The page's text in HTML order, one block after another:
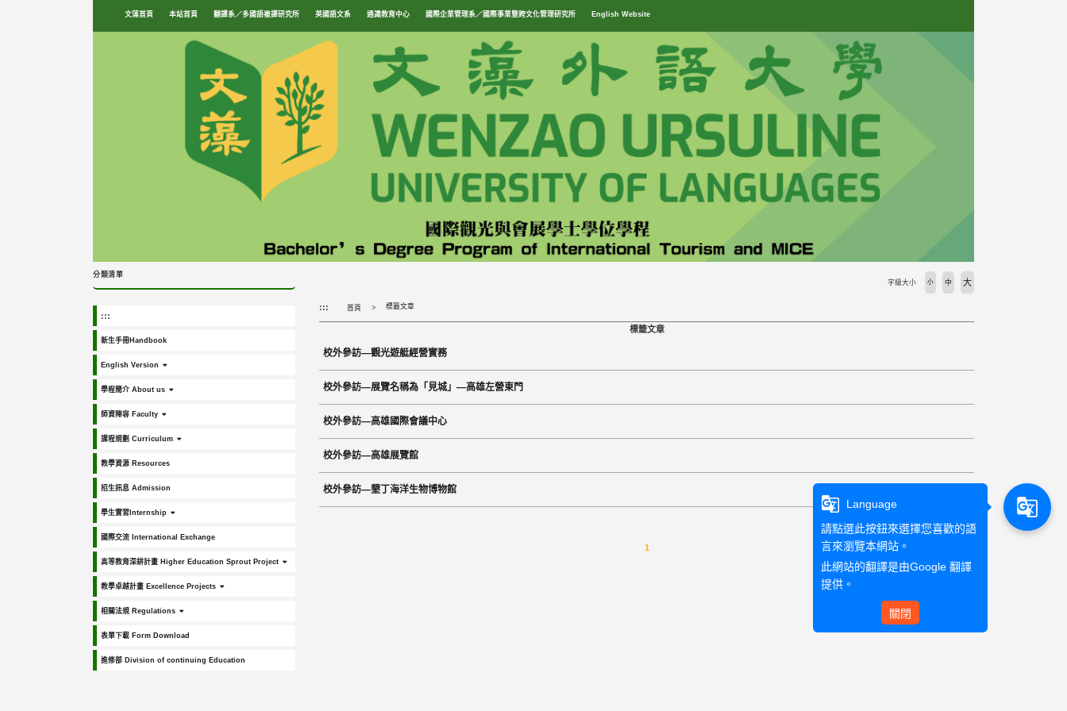
文藻首頁 本站首頁 翻譯系／多國語複譯研究所 英國語文系 通識教育中心 國際企業管理系／國際事業暨跨文化管理研究所 English Website
分類清單
:::
新生手冊Handbook
English Version
學程簡介 About us
師資陣容 Faculty
課程規劃 Curriculum
教學資源 Resources
招生訊息 Admission
學生實習Internship
國際交流 International Exchange
高等教育深耕計畫 Higher Education Sprout Project
教學卓越計畫 Excellence Projects
相關法規 Regulations
表單下載 Form Download
進修部 Division of continuing Education
::: 首頁 標籤文章
字級大小 小 中 大
標籤文章
校外參訪—觀光遊艇經營實務
校外參訪—展覽名稱為「見城」—高雄左營東門
校外參訪—高雄國際會議中心
校外參訪—高雄展覽館
校外參訪—墾丁海洋生物博物館
1
g_translate
Language
請點選此按鈕來選擇您喜歡的語
言來瀏覽本網站。
此網站的翻譯是由Google 翻譯
提供。
關閉
g_translate